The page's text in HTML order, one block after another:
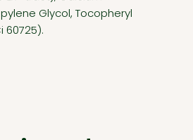
Glycol, Tocopheryl
60725).